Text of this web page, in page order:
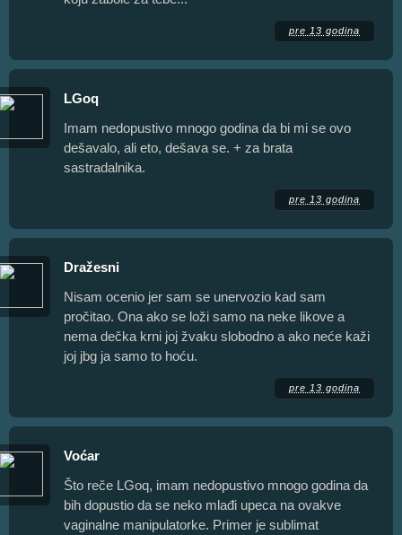
pre 13 godina
LGoq
Imam nedopustivo mnogo godina da bi mi se ovo
dešavalo, ali eto, dešava se. + za brata
sastradalnika.
pre 13 godina
Dražesni
Nisam ocenio jer sam se unervozio kad sam
pročitao. Ona ako se loži samo na neke likove a
nema dečka krni joj žvaku slobodno a ako neće kaži
joj jbg ja samo to hoću.
pre 13 godina
Voćar
Što reče LGoq, imam nedopustivo mnogo godina da
bih dopustio da se neko mlađi upeca na ovakve
vaginalne manipulatorke. Primer je sublimat